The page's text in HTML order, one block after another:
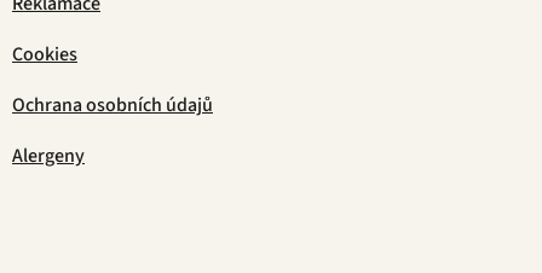
Cookies
Ochrana osobních údajů
Alergeny